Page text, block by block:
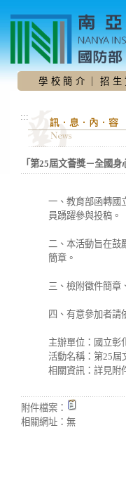
要
內
學 校 簡 介 招 生
:::
「第25屆文薈獎－全國
一、教育部函轉國
員踴躍參與投稿。
二、本活動旨在鼓
簡章。
三、檢附徵件簡章
四、有意參加者請
主辦單位：國立彰
活動名稱：第25屆
相關資訊：詳見附
附件檔案：
相關網址： 無